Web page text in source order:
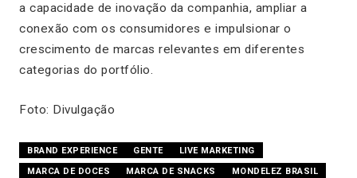
a capacidade de inovação da companhia, ampliar a
conexão com os consumidores e impulsionar o
crescimento de marcas relevantes em diferentes
categorias do portfólio.
Foto: Divulgação
BRAND EXPERIENCE GENTE
LIVE MARKETING
MARCA DE DOCES
MARCA DE SNACKS MONDELEZ BRASIL